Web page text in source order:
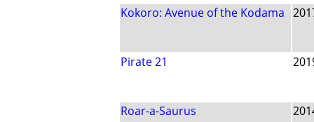
Kokoro: Avenue of the Kodama
Pirate 21
Roar-a-Saurus